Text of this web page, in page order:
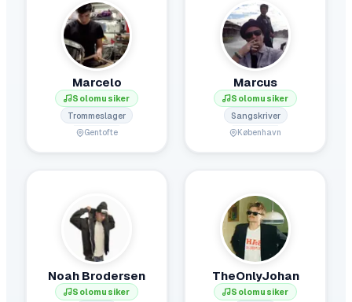
Marcelo
Solomusiker
Trommeslager
Gentofte
Marcus
Solomusiker
Sangskriver
København
Noah Brodersen
Solomusiker
TheOnlyJohan
Solomusiker